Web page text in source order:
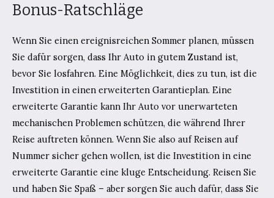
Bonus-Ratschläge
Wenn Sie einen ereignisreichen Sommer planen, müssen
Sie dafür sorgen, dass Ihr Auto in gutem Zustand ist,
bevor Sie losfahren. Eine Möglichkeit, dies zu tun, ist die
Investition in einen erweiterten Garantieplan. Eine
erweiterte Garantie kann Ihr Auto vor unerwarteten
mechanischen Problemen schützen, die während Ihrer
Reise auftreten können. Wenn Sie also auf Reisen auf
Nummer sicher gehen wollen, ist die Investition in eine
erweiterte Garantie eine kluge Entscheidung. Reisen Sie
und haben Sie Spaß – aber sorgen Sie auch dafür, dass Sie